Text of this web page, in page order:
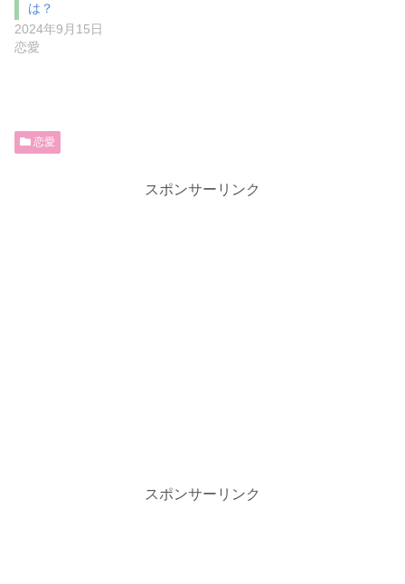
は？
2024年9月15日
恋愛
恋愛
スポンサーリンク
スポンサーリンク